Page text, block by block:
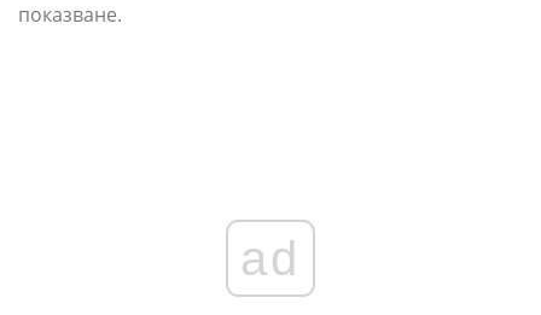
показване.
ad